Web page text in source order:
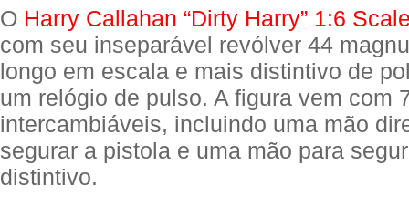
O Harry Callahan “Dirty Harry” 1:6
com seu inseparável revólver 44
longo em escala e mais distintivo de
um relógio de pulso. A figura vem com
intercambiáveis, incluindo uma mão
segurar a pistola e uma mão para
distintivo.